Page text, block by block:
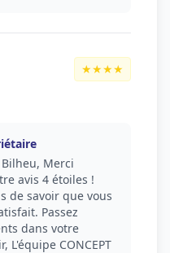
★★★★
Merci
avis 4 étoiles !
de savoir que vous
Passez
dans votre
L'équipe CONCEPT